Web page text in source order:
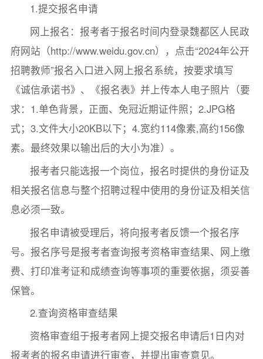
1.提交报名申请
网上报名：报考者于报名时间内登录魏都区人民政
府网站（http://www.weidu.gov.cn），点击“2024年公开
招聘教师”报名入口进入网上报名系统，按要求填写
《诚信承诺书》、《报名表》并上传本人电子照片（要
求：1.单色背景，正面、免冠近期证件照；2.JPG格
式；3.文件大小20KB以下；4.宽约114像素,高约156像
素。最终效果以输出后的大小为准）。
报考者只能选报一个岗位，报名时提供的身份证及
相关报名信息与整个招聘过程中使用的身份证及相关信
息必须一致。
报名申请被受理后，将向报考者反馈一个报名序
号。报名序号是报考者查询报考资格审查结果、网上缴
费、打印准考证和成绩查询等事项的重要依据，须妥善
保管。
2.查询资格审查结果
资格审查组于报考者网上提交报名申请后1日内对
报考者的报名申请进行审查，并提出审查意见。